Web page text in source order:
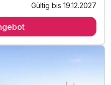
Buffet
Gültig bis 19.12.2027